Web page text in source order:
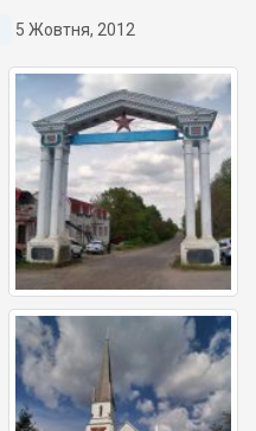
5 Жовтня, 2012